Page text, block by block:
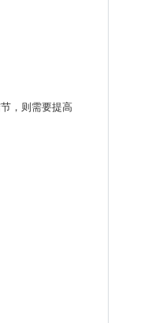
，则需要提高